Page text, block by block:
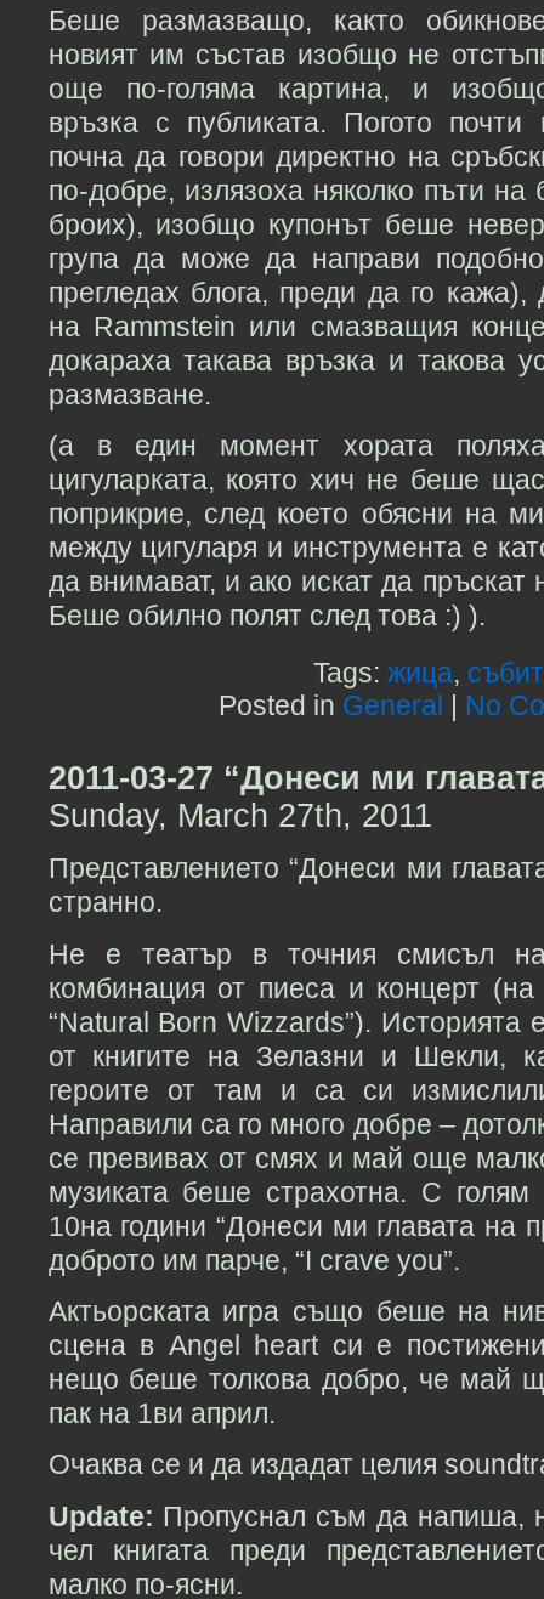
Беше размазващо, както
новият им състав изобщо не
още по-голяма картина, и
връзка с публиката. Погото
почна да говори директно на
по-добре, излязоха няколко пъти
броих), изобщо купонът беше
група да може да направи
прегледах блога, преди да го
на Rammstein или смазващия
докараха такава връзка и такова
размазване.
(а в един момент хората
цигуларката, която хич не беше
поприкрие, след което обясни на
между цигуларя и инструмента е
да внимават, и ако искат да пръскат
Беше обилно полят след това :) ).
Tags: жица,
Posted in General | No
2011-03-27 “Донеси ми
Sunday, March 27th, 2011
Представлението “Донеси ми
странно.
Не е театър в точния смисъл
комбинация от пиеса и концерт (на
“Natural Born Wizzards”). Историята
от книгите на Зелазни и Шекли,
героите от там и са си
Направили са го много добре –
се превивах от смях и май още
музиката беше страхотна. С
10на години “Донеси ми главата на
доброто им парче, “I crave you”.
Актьорската игра също беше на
сцена в Angel heart си е
нещо беше толкова добро, че май
пак на 1ви април.
Очаква се и да издадат целия
Update: Пропуснал съм да напиша,
чел книгата преди
малко по-ясни.